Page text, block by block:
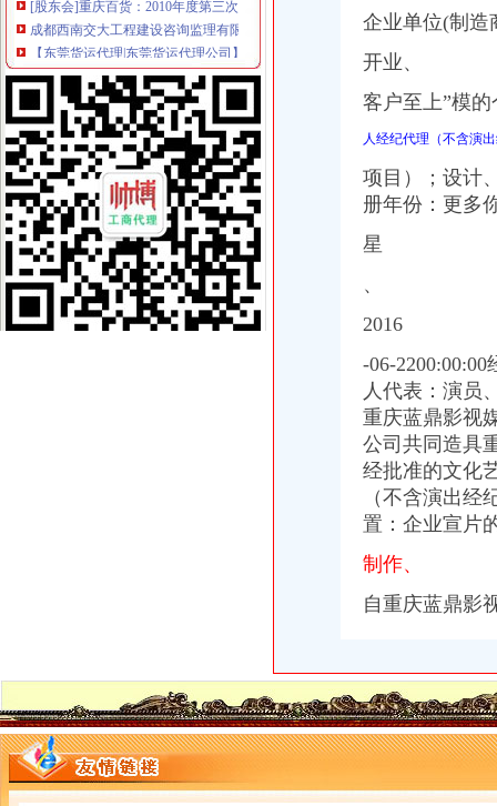
成都西南交大工程建设咨询监理有限责任公司重庆分公司-主页
【东莞货运代理|东莞货运代理公司】-广州58同城
2016年版重庆市渝中区招商引资项目策划咨询报告-中商产业研究院-中
美亚集团-美亚国际机票代理,国际机票预订,美亚价机票预订,国
招商银行--重庆百货（）2013年度日常关联交易预计公告
包头到渝中区物流货运北京到渝中区物流搬家-产品展示-
【重庆商社力】现代,郑州日产经销商_销售电话：
人民法院公告_搜狐其它_搜狐网
重庆百货（）_公司公告_重庆百货大楼股份有限公司关于预计
杜邦制冷_德国谷轮_德国比泽尔-重庆市渝中区长江制冷设备经营部-
网上签订合同,被骗预付款我公司在2016年04月和一个代理公司签订
重庆环保产品标志认证|重庆有机认证|重庆普道企业管理咨询有限公司
【渝中机用锯条价格】渝中机用锯条报价/渝中机用锯条哪里买/哪里卖
重庆百货（）_公司公告_重庆百货大楼股份有限公司2013年度
重庆蓝鼎影视媒有限公司,主营：影视制作的策划；承办经批准的文
重庆渝中区泰国乳胶枕头教大家如何买到正宗的泰国乳胶枕头_第1页_
大信国际物流（上海）有限公司重庆分公司-大信国际物流（上海）有
重庆旅游新报社有限公司
渝中区大坪正街四室两厅豪华大套房_重庆渝中区大坪短租房_游天下
民生国际船务代理有限公司
重庆食品饮料企业黄页
重庆市邮政公司
渝中区海事海商在线律师_渝中区海事海商律师在线免费咨询_华律网
企业单位(制
开业、
客户至上”模的
人经纪代理（不含演
项目）；设计
册年份：更多
星
、
2016
-06-
人代表：演员
重庆蓝鼎影视
公司共同造具
经批准的文化
（不含演出
置：企业宣片
制作、
自重庆蓝鼎影